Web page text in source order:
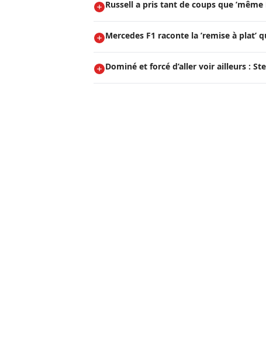
Russell a pris tant de coups que ’même
Mercedes F1 raconte la ’remise à plat’
Dominé et forcé d’aller voir ailleurs :